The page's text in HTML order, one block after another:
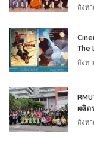
สิงห
The
สิงห
ผลิต
สิงห